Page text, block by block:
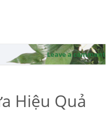
Leave a comment
Hiệu Quả